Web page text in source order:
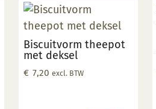
Biscuitvorm theepot
met deksel
€ 7,20 excl. BTW